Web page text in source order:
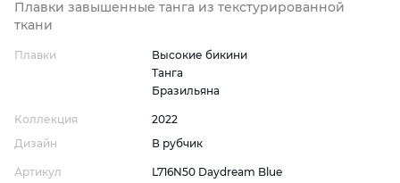
Плавки завышенные танга из текстурированной
ткани
Плавки
Высокие бикини
Танга
Бразильяна
Коллекция
2022
Дизайн
В рубчик
Артикул
L716N50 Daydream Blue